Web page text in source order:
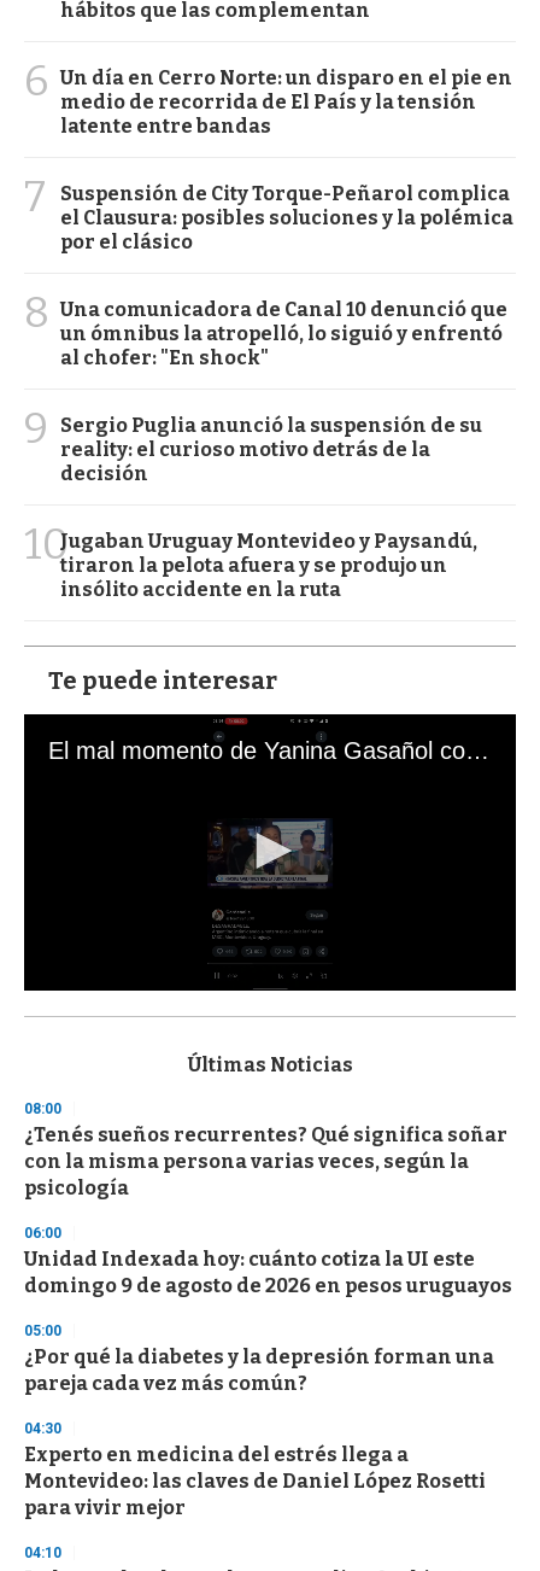
hábitos que las complementan
6 Un día en Cerro Norte: un disparo en el pie en
medio de recorrida de El País y la tensión
latente entre bandas
7
Suspensión de City Torque-Peñarol complica
el Clausura: posibles soluciones y la polémica
por el clásico
8 Una comunicadora de Canal 10 denunció que
un ómnibus la atropelló, lo siguió y enfrentó
al chofer: "En shock"
9
Sergio Puglia anunció la suspensión de su
reality: el curioso motivo detrás de la
decisión
10Jugaban Uruguay Montevideo y Paysandú,
tiraron la pelota afuera y se produjo un
insólito accidente en la ruta
Te puede interesar
El mal momento de Yanina Gasañol con un hincha argentino en "Subrayado"
s
d
s
o
f
3
s
e
c
o
d
Últimas Noticias
08:00
¿Tenés sueños recurrentes? Qué significa soñar
con la misma persona varias veces, según la
psicología
06:00
Unidad Indexada hoy: cuánto cotiza la UI este
domingo 9 de agosto de 2026 en pesos uruguayos
05:00
¿Por qué la diabetes y la depresión forman una
pareja cada vez más común?
04:30
Experto en medicina del estrés llega a
Montevideo: las claves de Daniel López Rosetti
para vivir mejor
04:10